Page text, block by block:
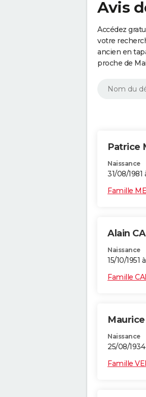
Avis
Accédez
votre
ancien en
proche de
Patrice
Naissance
31/08/1981
Famille
Alain
Naissance
15/10/1951 à
Famille
Maurice
Naissance
25/08/1934
Famille